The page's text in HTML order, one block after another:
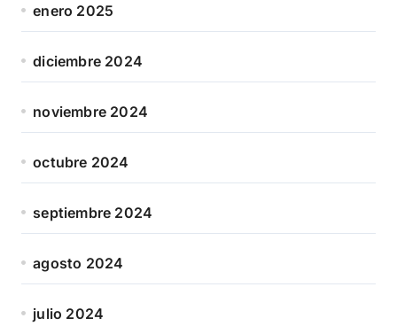
enero 2025
diciembre 2024
noviembre 2024
octubre 2024
septiembre 2024
agosto 2024
julio 2024